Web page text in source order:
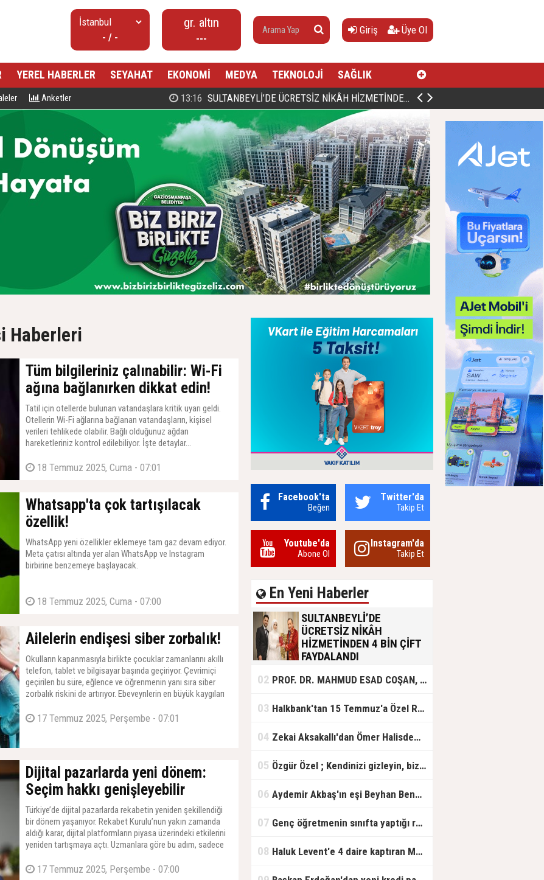
- / -
gr. altın
---
Giriş Üye Ol
YEREL HABERLER SEYAHAT EKONOMİ MEDYA TEKNOLOJİ SAĞLIK
Anketler 00:27 PROF. DR. MAHMUD ESAD COŞAN, DOĞUMUNUN HİCRÎ 91. YILINDA ELAZIĞ'DA YÂD EDİLECEK
Haberleri
Tüm bilgileriniz çalınabilir: Wi-Fi
ağına bağlanırken dikkat edin!
Tatil için otellerde bulunan vatandaşlara kritik uyarı geldi.
Otellerin Wi-Fi ağlarına bağlanan vatandaşların, kişisel
verileri tehlikede olabilir. Bağlı olduğunuz ağdan
hareketleriniz kontrol edilebiliyor. İşte detaylar...
18 Temmuz 2025, Cuma - 07:01
Whatsapp'ta çok tartışılacak
özellik!
WhatsApp yeni özellikler eklemeye tam gaz devam ediyor.
Meta çatısı altında yer alan WhatsApp ve Instagram
birbirine benzemeye başlayacak.
18 Temmuz 2025, Cuma - 07:00
Ailelerin endişesi siber zorbalık!
Okulların kapanmasıyla birlikte çocuklar zamanlarını akıllı
telefon, tablet ve bilgisayar başında geçiriyor. Çevrimiçi
geçirilen bu süre, eğlence ve öğrenmenin yanı sıra siber
zorbalık riskini de artırıyor. Ebeveynlerin en büyük kaygıları
neler izlediği ve olası dijital tehditlerle nasıl başa çıkacakları
17 Temmuz 2025, Perşembe - 07:01
Dijital pazarlarda yeni dönem:
Seçim hakkı genişleyebilir
Türkiye’de dijital pazarlarda rekabetin yeniden şekillendiği
bir dönem yaşanıyor. Rekabet Kurulu’nun yakın zamanda
aldığı karar, dijital platformların piyasa üzerindeki etkilerini
yeniden tartışmaya açtı. Uzmanlara göre bu adım, sadece
ışık tutuyor.
17 Temmuz 2025, Perşembe - 07:00
Facebook'ta
Beğen
Twitter'da
Takip Et
Youtube'da
Abone Ol
Instagram'da
Takip Et
En Yeni Haberler
SULTANBEYLİ’DE
ÜCRETSİZ NİKÂH
HİZMETİNDEN 4 BİN ÇİFT
FAYDALANDI
olan gençlere destek amacıyla
başlattığı ücretsiz nikâh hizmetini
başlattıklarını belirten Sultanbeyli
ücretsiz hizmet vermenin
02 PROF. DR. MAHMUD ESAD COŞAN, DOĞUMUNUN HİCRÎ 91. YILINDA ELAZIĞ'DA YÂD EDİLECEK
03 Halkbank'tan 15 Temmuz'a Özel Reklam Filmi: "İrade Bizim, Zafer Bizim"
04 Zekai Aksakallı'dan Ömer Halisdemir'e 'vefa' ziyareti!
05 Özgür Özel ; Kendinizi gizleyin, bizden işaret bekleyin
06 Aydemir Akbaş'ın eşi Beyhan Benek Akbaş hayatını kaybetti
07 Genç öğretmenin sınıfta yaptığı rezil paylaşım
08 Haluk Levent'e 4 daire kaptıran Müteahhit soluğu savcılıkta aldı